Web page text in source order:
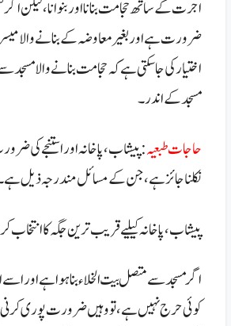
اجرت کے ساتھ حجامت بنانا اور بنوانا، لیکن
ضرورت ہے اور بغیر معاوضہ کے بنانے والا
اختیار کی جا سکتی ہے کہ حجامت بنانے والا
مسجد کے اندر۔
حاجات طبعیہ:پیشاب، پاخانہ اور استنجے کی
نکلنا جائز ہے ، جن کے مسائل مندرجہ ذیل
پیشاب، پاخانہ کیلیے قریب ترین جگہ کا انتخاب
اگر مسجد سے متصل بیت الخلاء بنا ہوا ہے اور
کوئی حرج نہیں ہے ، تو وہیں ضرورت پوری کرنی